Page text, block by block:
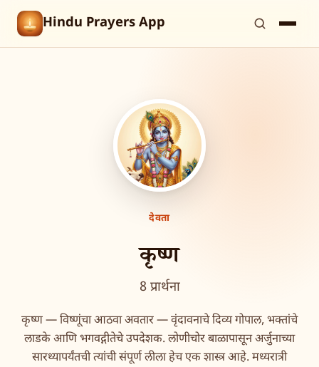
Hindu Prayers App
देवता
कृष्ण
8 प्रार्थना
कृष्ण — विष्णूंचा आठवा अवतार — वृंदावनाचे दिव्य गोपाल, भक्तांचे
लाडके आणि भगवद्गीतेचे उपदेशक. लोणीचोर बाळापासून अर्जुनाच्या
सारथ्यापर्यंतची त्यांची संपूर्ण लीला हेच एक शास्त्र आहे. मध्यरात्री